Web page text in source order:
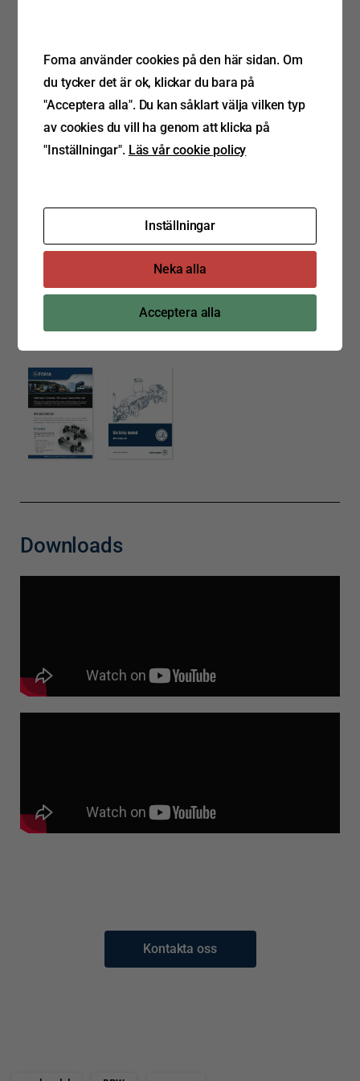
På bilden t.v. Tore Bakker, General Manager Trailer
Solutions & Mobility Services, BPW Bergische Achsen; t.h.
Dwayne Cowan VD, Thermo King.
Downloads
Downloads
Kontakta oss
Foma använder cookies på den här sidan. Om
du tycker det är ok, klickar du bara på
"Acceptera alla". Du kan såklart välja vilken typ
av cookies du vill ha genom att klicka på
"Inställningar". Läs vår cookie policy
Inställningar
Neka alla
Acceptera alla